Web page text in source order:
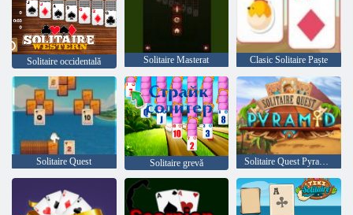
Solitaire occidentală Solitaire Masterat Clasic Solitaire Paște
Solitaire Quest Solitaire grevă Solitaire Quest Pyramid